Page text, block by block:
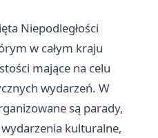
Niepodległości
w całym kraju
mające na celu
wydarzeń. W
są parady,
kulturalne,